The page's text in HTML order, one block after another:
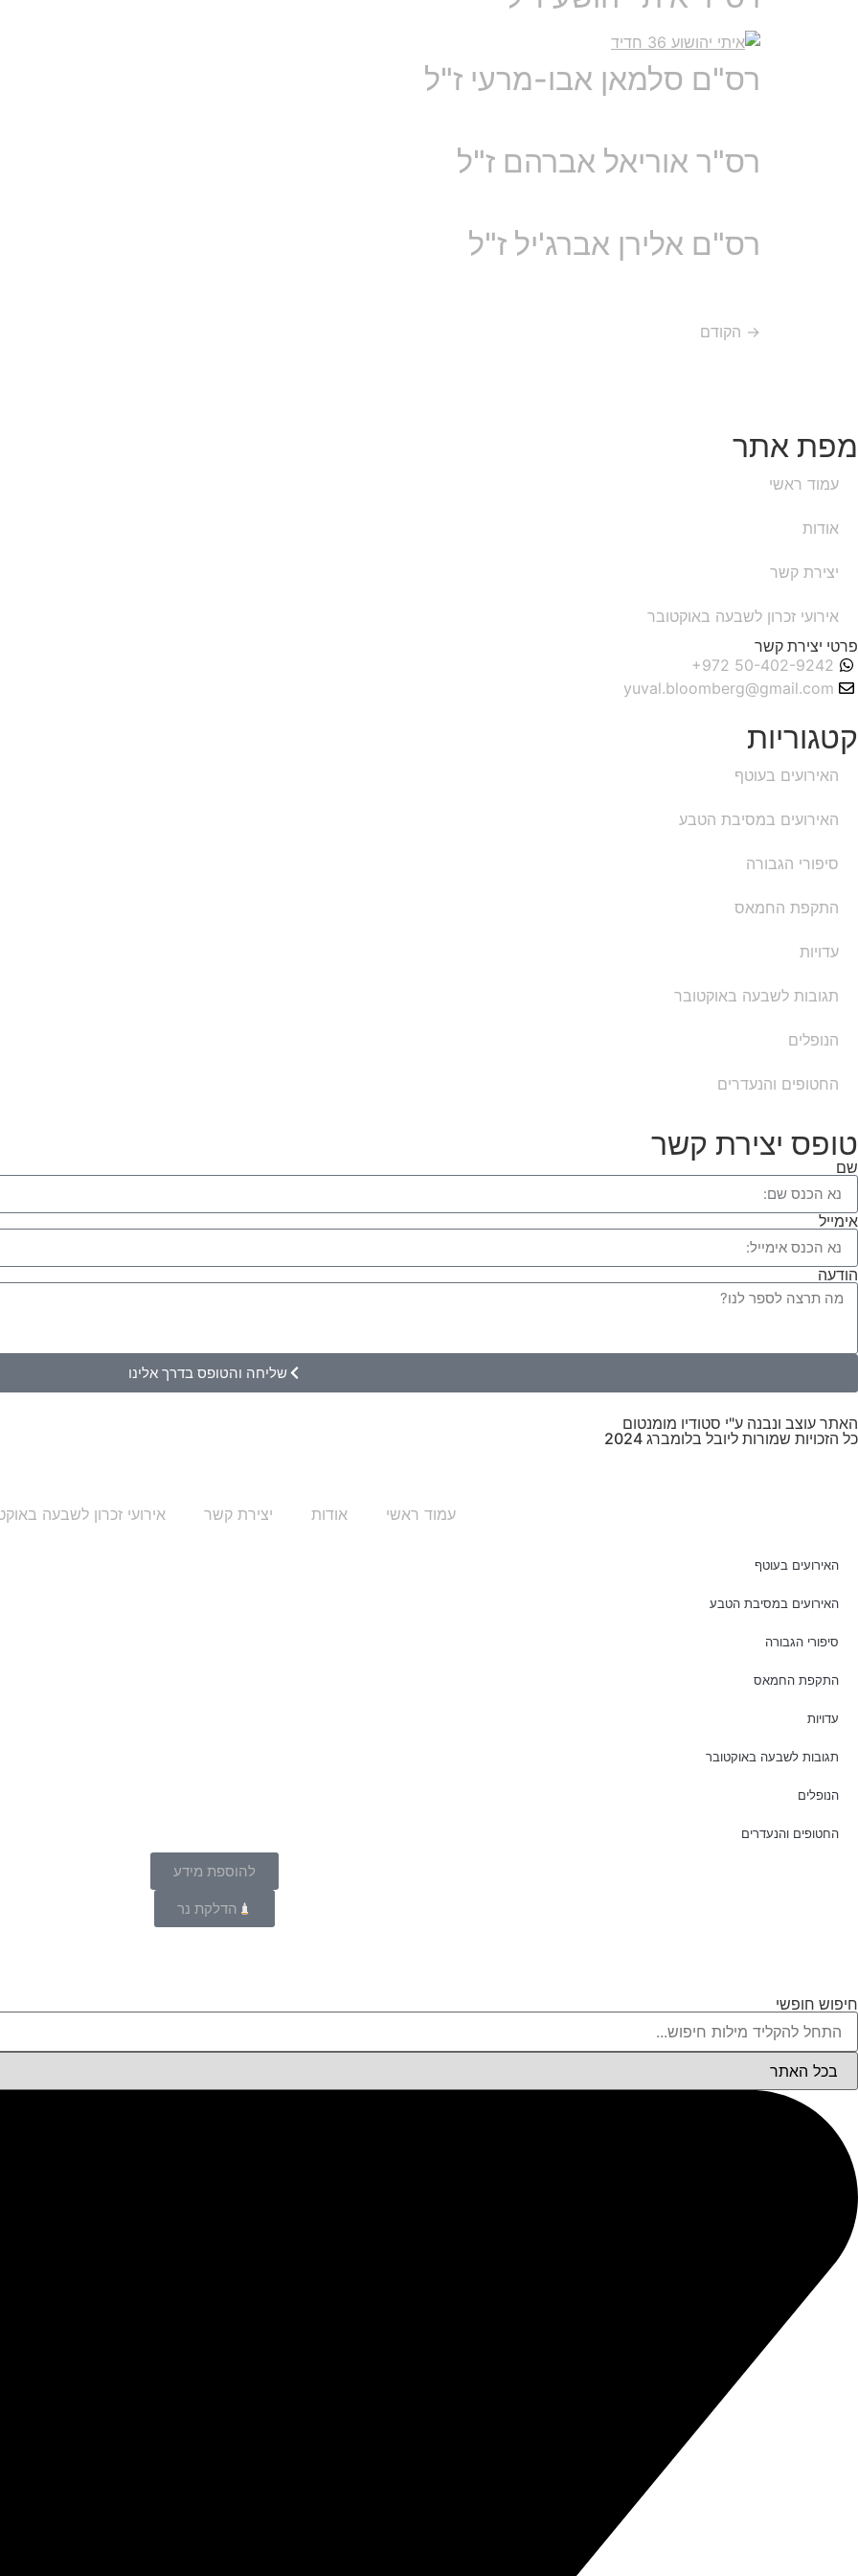
רס"ם סלמאן אבו-מרעי ז"ל
רס"ר אוריאל אברהם ז"ל
רס"ם אלירן אברג'יל ז"ל
→ הקודם
מפת אתר
עמוד ראשי
אודות
יצירת קשר
אירועי זכרון לשבעה באוקטובר
פרטי יצירת קשר
yuval.bloomberg@gmail.com
קטגוריות
האירועים בעוטף
האירועים במסיבת הטבע
סיפורי הגבורה
התקפת החמאס
עדויות
תגובות לשבעה באוקטובר
הנופלים
החטופים והנעדרים
טופס יצירת קשר
שם
אימייל
הודעה
שליחה והטופס בדרך אלינו
האתר עוצב ונבנה ע"י סטודיו מומנטום
כל הזכויות שמורות ליובל בלומברג 2024
עמוד ראשי אודות יצירת קשר אירועי זכרון לשבעה
האירועים בעוטף
האירועים במסיבת הטבע
סיפורי הגבורה
התקפת החמאס
עדויות
תגובות לשבעה באוקטובר
הנופלים
החטופים והנעדרים
להוספת מידע
הדלקת נר
חיפוש חופשי